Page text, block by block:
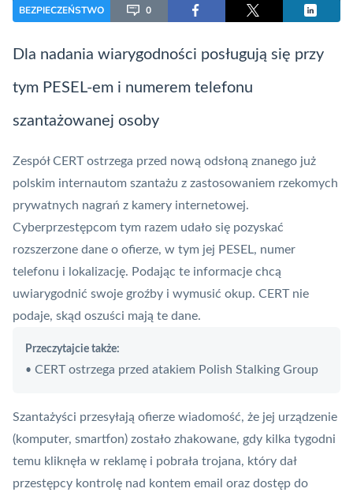
BEZPIECZEŃSTWO 0
Dla nadania wiarygodności posługują się przy
tym PESEL-em i numerem telefonu
szantażowanej osoby
ZespółCERTostrzega przed nową odsłoną znanego już
polskim internautom szantażu z zastosowaniem rzekomych
prywatnych nagrań z kamery internetowej.
Cyberprzestępcom tym razem udało się pozyskać
rozszerzone dane o ofierze, w tym jej PESEL, numer
telefonu i lokalizację. Podając te informacje chcą
uwiarygodnić swoje groźby i wymusić okup. CERT nie
podaje, skąd oszuści mają te dane.
Przeczytajcie także:
• CERT ostrzega przed atakiem Polish Stalking Group
Szantażyści przesyłają ofierze wiadomość, że jej urządzenie
(komputer, smartfon) zostało zhakowane, gdy kilka tygodni
temu kliknęła w reklamę i pobrała trojana, który dał
przestępcy kontrolę nad kontem email oraz dostęp do